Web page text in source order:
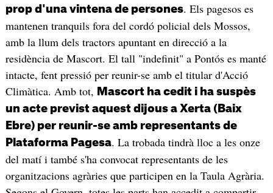
prop d'una vintena de persones. Els pagesos es
mantenen tranquils fora del cordó policial dels Mossos,
amb la llum dels tractors apuntant en direcció a la
residència de Mascort. El tall "indefinit" a Pontós es manté
intacte, fent pressió per reunir-se amb el titular d'Acció
Climàtica. Amb tot, Mascort ha cedit i ha suspès
un acte previst aquest dijous a Xerta (Baix
Ebre) per reunir-se amb representants de
Plataforma Pagesa. La trobada tindrà lloc a les onze
del matí i també s'ha convocat representants de les
organitzacions agràries que participen en la Taula Agrària.